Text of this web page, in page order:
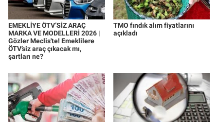
EMEKLİYE ÖTV’SİZ ARAÇ
MARKA VE MODELLERİ 2026 |
Gözler Meclis'te! Emeklilere
ÖTV’siz araç çıkacak mı,
şartları ne?
TMO fındık alım fiyatlarını
açıkladı